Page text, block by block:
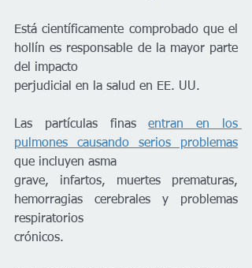
Está científicamente comprobado que el
hollín es responsable de la mayor parte
del impacto
perjudicial en la salud en EE. UU.
Las partículas finas entran en los
pulmones causando serios problemas
que incluyen asma
grave, infartos, muertes prematuras,
hemorragias cerebrales y problemas
respiratorios
crónicos.